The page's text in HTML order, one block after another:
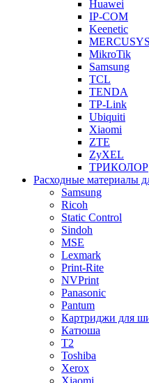
Huawei
IP-COM
Keenetic
MERCUSYS
MikroTik
Samsung
TCL
TENDA
TP-Link
Ubiquiti
Xiaomi
ZTE
ZyXEL
ТРИКОЛОР
Расходные материалы
Samsung
Ricoh
Static Control
Sindoh
MSE
Lexmark
Print-Rite
NVPrint
Panasonic
Pantum
Картриджи для
Катюша
T2
Toshiba
Xerox